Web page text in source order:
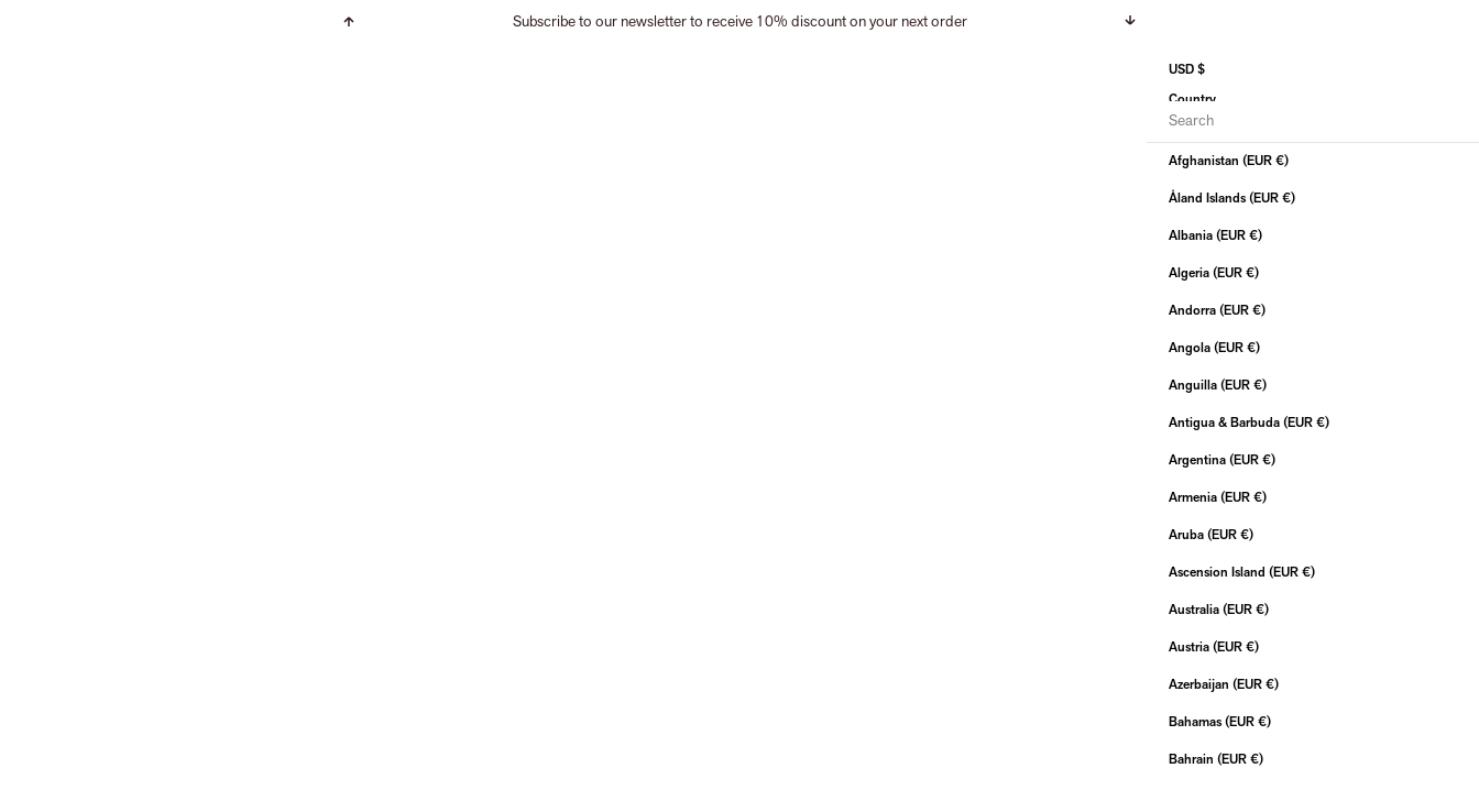
Previous
Subscribe to our newsletter to receive 10% discount on your next order Next
USD $
Country
Afghanistan (EUR €)
Åland Islands (EUR €)
Albania (EUR €)
Algeria (EUR €)
Andorra (EUR €)
Angola (EUR €)
Anguilla (EUR €)
Antigua & Barbuda (EUR €)
Argentina (EUR €)
Armenia (EUR €)
Aruba (EUR €)
Ascension Island (EUR €)
Australia (EUR €)
Austria (EUR €)
Azerbaijan (EUR €)
Bahamas (EUR €)
Bahrain (EUR €)